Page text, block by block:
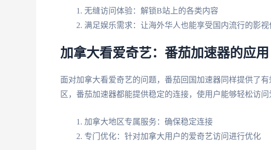
无缝访问体验：解锁B站上的各类内容
满足娱乐需求：让海外华人也能享受国内流行的影视
加拿大看爱奇艺：番茄加速器的应用
面对加拿大看爱奇艺的问题，番茄回国加速器同样提供了
区，番茄加速器都能提供稳定的连接，使用户能够轻松访问
加拿大地区专属服务：确保稳定连接
专门优化：针对加拿大用户的爱奇艺访问进行优化